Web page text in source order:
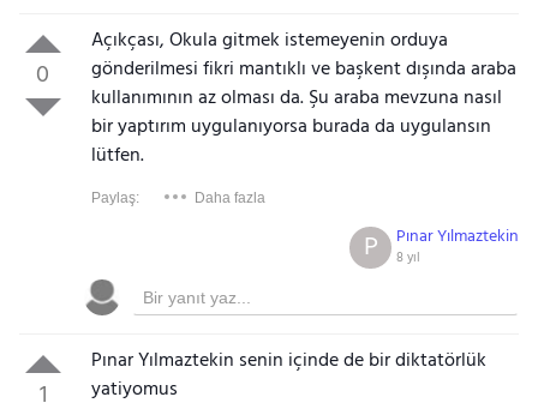
0
Açıkçası, Okula gitmek istemeyenin orduya
gönderilmesi fikri mantıklı ve başkent dışında araba
kullanımının az olması da. Şu araba mevzuna nasıl
bir yaptırım uygulanıyorsa burada da uygulansın
lütfen.
Paylaş: Daha fazla
Pınar Yılmaztekin
8 yıl
P
Pınar Yılmaztekin senin içinde de bir diktatörlük
yatiyomus